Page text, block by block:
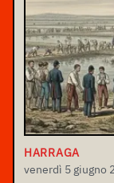
HARRAGA
venerdì 5 giugno